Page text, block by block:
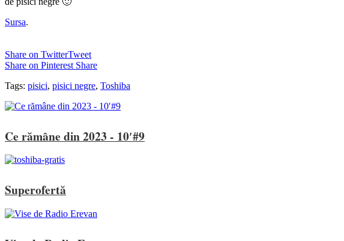
Sursa.
Share on TwitterTweet
Share on Pinterest Share
Tags: pisici, pisici negre, Toshiba
Ce rămâne din 2023 - 10′#9
Superofertă